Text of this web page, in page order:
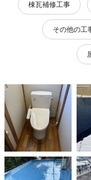
棟瓦補修工事
その他の工